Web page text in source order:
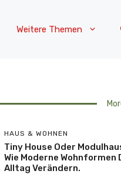
Weitere Themen
HAUS & WOHNEN
Tiny House Oder
Wie Moderne Wohnformen
Alltag Verändern.